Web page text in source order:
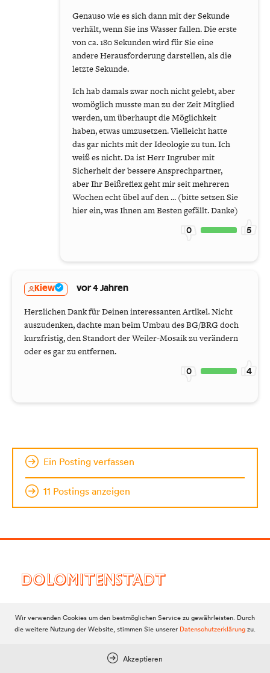
Genauso wie es sich dann mit der Sekunde
verhält, wenn Sie ins Wasser fallen. Die erste
von ca. 180 Sekunden wird für Sie eine
andere Herausforderung darstellen, als die
letzte Sekunde.
Ich hab damals zwar noch nicht gelebt, aber
womöglich musste man zu der Zeit Mitglied
werden, um überhaupt die Möglichkeit
haben, etwas umzusetzen. Vielleicht hatte
das gar nichts mit der Ideologie zu tun. Ich
weiß es nicht. Da ist Herr Ingruber mit
Sicherheit der bessere Ansprechpartner,
aber Ihr Beißreflex geht mir seit mehreren
Wochen echt übel auf den ... (bitte setzen Sie
hier ein, was Ihnen am Besten gefällt. Danke)
0 5
Kiew vor 4 Jahren
Herzlichen Dank für Deinen interessanten Artikel. Nicht
auszudenken, dachte man beim Umbau des BG/BRG doch
kurzfristig, den Standort der Weiler-Mosaik zu verändern
oder es gar zu entfernen.
0 4
Ein Posting verfassen
11 Postings anzeigen
DOLOMITENSTADT
Impressum
Wir verwenden Cookies um den bestmöglichen Service zu gewährleisten. Durch
die weitere Nutzung der Website, stimmen Sie unserer Datenschutzerklärungzu.
Akzeptieren